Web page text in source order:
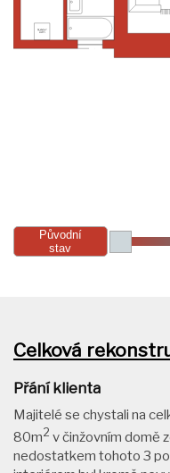
Původní
stav
Celková
Přání klienta
Majitelé se chystali na
80m2 v činžovním domě
nedostatkem tohoto 3